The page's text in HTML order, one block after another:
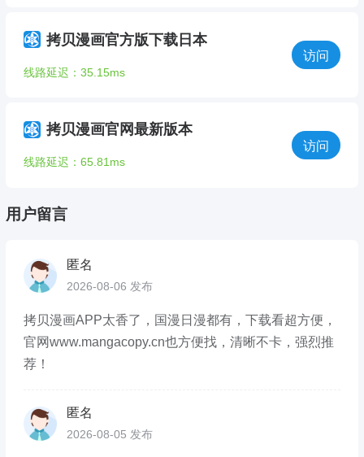
拷贝漫画官方版下载日本
线路延迟：35.15ms
访问
拷贝漫画官网最新版本
线路延迟：65.81ms
访问
用户留言
匿名
2026-08-06 发布
拷贝漫画APP太香了，国漫日漫都有，下载看超方便，
官网www.mangacopy.cn也方便找，清晰不卡，强烈推
荐！
匿名
2026-08-05 发布